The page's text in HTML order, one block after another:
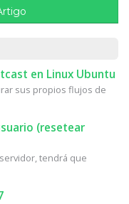
en Linux Ubuntu
sus propios flujos de
(resetear
tendrá que